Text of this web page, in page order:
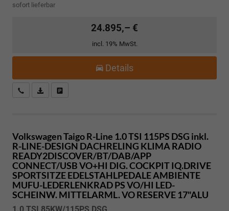
sofort lieferbar
24.895,– €
incl. 19% MwSt.
Details
Kostenloser Rückruf-Service
PDF-Datei, Fahrzeugexposé drucken
Volkswagen TaigoR-Line 1.0 TSI 115PS DSG inkl.
R-LINE-DESIGN DACHRELING KLIMA RADIO
READY2DISCOVER/BT/DAB/APP
CONNECT/USB VO+HI DIG. COCKPIT IQ.DRIVE
SPORTSITZE EDELSTAHLPEDALE AMBIENTE
MUFU-LEDERLENKRAD PS VO/HI LED-
SCHEINW. MITTELARML. VO RESERVE 17"ALU
1.0 TSI 85KW/115PS DSG